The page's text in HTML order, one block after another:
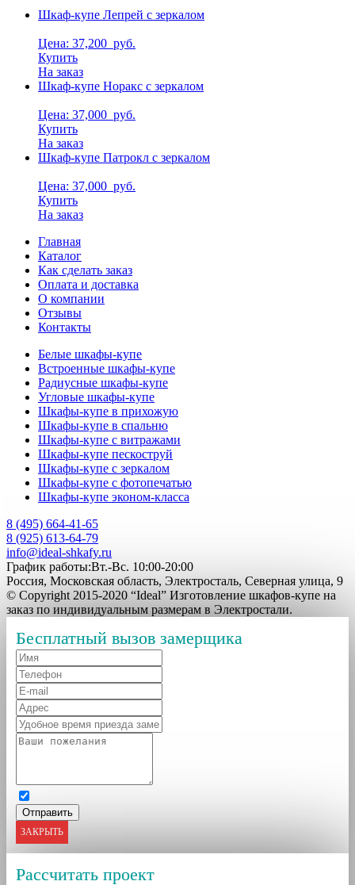
Шкаф-купе Лепрей с зеркалом
Цена: 37,200 руб.
Купить
На заказ
Шкаф-купе Норакс с зеркалом
Цена: 37,000 руб.
Купить
На заказ
Шкаф-купе Патрокл с зеркалом
Цена: 37,000 руб.
Купить
На заказ
Главная
Каталог
Как сделать заказ
Оплата и доставка
О компании
Отзывы
Контакты
Белые шкафы-купе
Встроенные шкафы-купе
Радиусные шкафы-купе
Угловые шкафы-купе
Шкафы-купе в прихожую
Шкафы-купе в спальню
Шкафы-купе с витражами
Шкафы-купе пескоструй
Шкафы-купе с зеркалом
Шкафы-купе с фотопечатью
Шкафы-купе эконом-класса
8 (495) 664-41-65
8 (925) 613-64-79
info@ideal-shkafy.ru
График работы:Вт.-Вс. 10:00-20:00
Россия, Московская область, Электросталь, Северная улица, 9
© Copyright 2015-2020 “Ideal” Изготовление шкафов-купе на
заказ по индивидуальным размерам в Электростали.
Бесплатный вызов замерщика
ЗАКРЫТЬ
Рассчитать проект